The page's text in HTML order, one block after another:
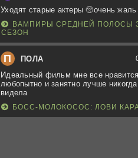
Уходят старые актеры 🥺очень жаль
ВАМПИРЫ СРЕДНЕЙ ПОЛОСЫ
СЕЗОН
П ПОЛА
Идеальный фильм мне все
любопытно и занятно лучше
видела
БОСС-МОЛОКОСОС: ЛОВИ